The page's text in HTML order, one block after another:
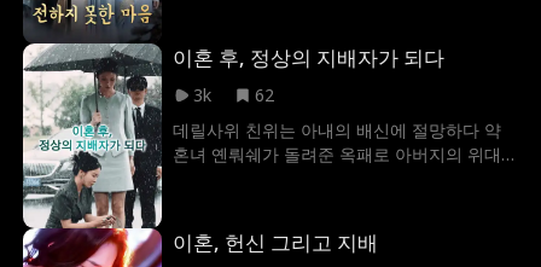
이혼 후, 정상의 지배자가 되다
3k
62
데릴사위 친위는 아내의 배신에 절망하다 약
혼녀 옌뤄쉐가 돌려준 옥패로 아버지의 위대
쉐에게 청혼하며 수련자의 세계로 향한다.
이혼, 헌신 그리고 지배